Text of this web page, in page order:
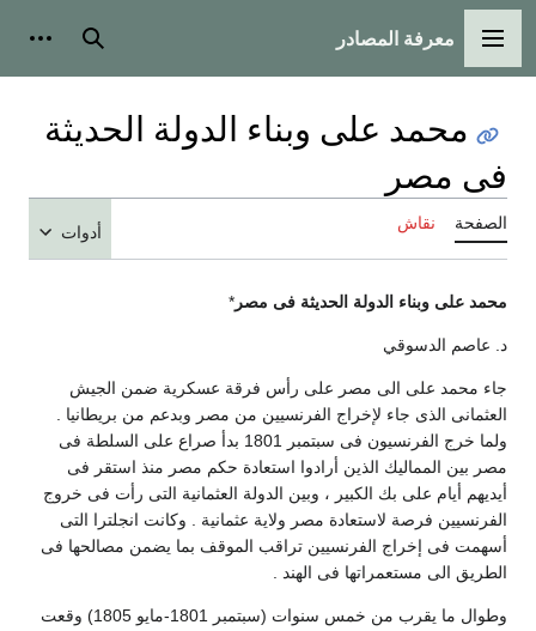
القائمة الرئيسية
معرفة المصادر بحث
محمد على وبناء الدولة الحديثة
فى مصر
الصفحة نقاش أدوات
محمد على وبناء الدولة الحديثة فى مصر *
د. عاصم الدسوقي
جاء محمد على الى مصر على رأس فرقة عسكرية ضمن الجيش
العثمانى الذى جاء لإخراج الفرنسيين من مصر وبدعم من بريطانيا .
ولما خرج الفرنسيون فى سبتمبر 1801 بدأ صراع على السلطة فى
مصر بين المماليك الذين أرادوا استعادة حكم مصر منذ استقر فى
أيديهم أيام على بك الكبير ، وبين الدولة العثمانية التى رأت فى خروج
الفرنسيين فرصة لاستعادة مصر ولاية عثمانية . وكانت انجلترا التى
أسهمت فى إخراج الفرنسيين تراقب الموقف بما يضمن مصالحها فى
الطريق الى مستعمراتها فى الهند .
وطوال ما يقرب من خمس سنوات (سبتمبر 1801-مايو 1805) وقعت